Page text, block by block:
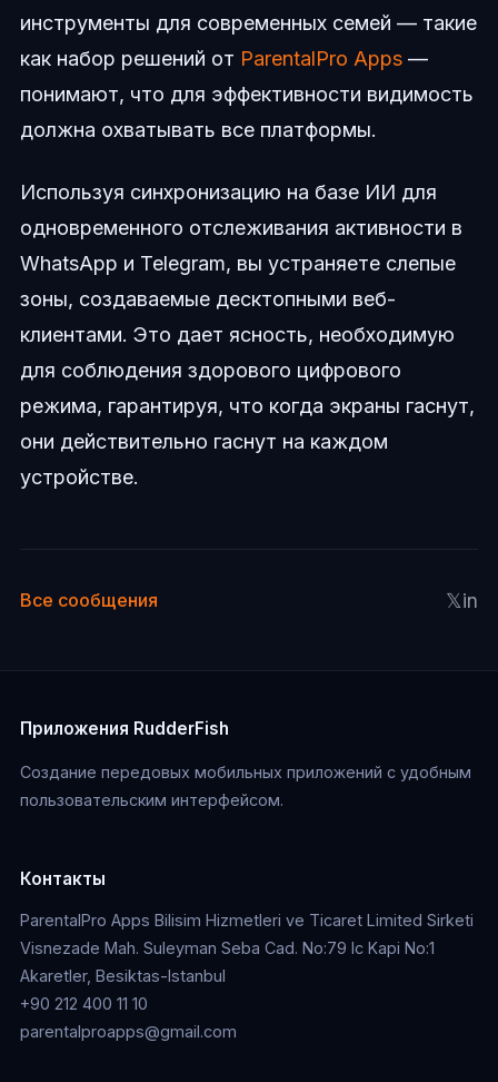
инструменты для современных семей — такие
как набор решений от ParentalPro Apps—
понимают, что для эффективности видимость
должна охватывать все платформы.
Используя синхронизацию на базе ИИ для
одновременного отслеживания активности в
WhatsApp и Telegram, вы устраняете слепые
зоны, создаваемые десктопными веб-
клиентами. Это дает ясность, необходимую
для соблюдения здорового цифрового
режима, гарантируя, что когда экраны гаснут,
они действительно гаснут на каждом
устройстве.
Все сообщения 𝕏in
Приложения RudderFish
Создание передовых мобильных приложений с удобным
пользовательским интерфейсом.
Контакты
ParentalPro Apps Bilisim Hizmetleri ve Ticaret Limited Sirketi
Visnezade Mah. Suleyman Seba Cad. No:79 Ic Kapi No:1
Akaretler, Besiktas-Istanbul
+90 212 400 11 10
parentalproapps@gmail.com